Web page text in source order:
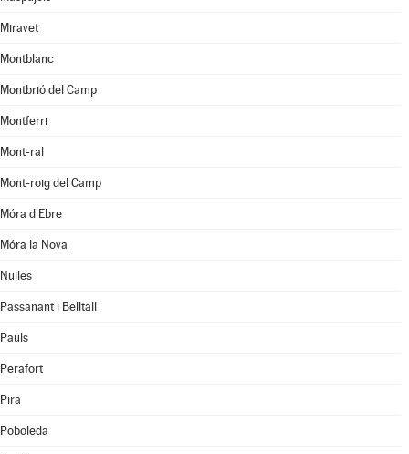
Miravet
Montblanc
Montbrió del Camp
Montferri
Mont-ral
Mont-roig del Camp
Móra d'Ebre
Móra la Nova
Nulles
Passanant i Belltall
Paüls
Perafort
Pira
Poboleda